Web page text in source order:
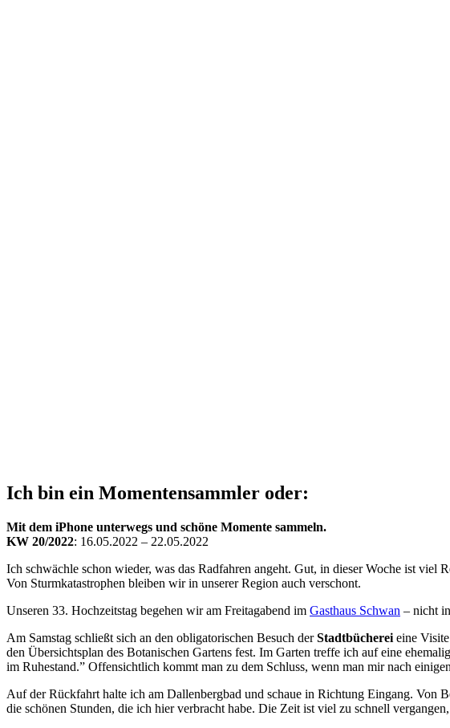
Ich bin ein Momentensammler oder:
Mit dem iPhone unterwegs und schöne Momente sammeln.
KW 20/2022: 16.05.2022 – 22.05.2022
Ich schwächle schon wieder, was das Radfahren angeht. Gut, in dieser Woche ist
Von Sturmkatastrophen bleiben wir in unserer Region auch verschont.
Unseren 33. Hochzeitstag begehen wir am Freitagabend im Gasthaus Schwan – nicht
Am Samstag schließt sich an den obligatorischen Besuch derStadtbücherei eine
den Übersichtsplan des Botanischen Gartens fest. Im Garten treffe ich auf eine
im Ruhestand.” Offensichtlich kommt man zu dem Schluss, wenn man mir nach
Auf der Rückfahrt halte ich am Dallenbergbad und schaue in Richtung Eingang. Von
die schönen Stunden, die ich hier verbracht habe. Die Zeit ist viel zu schnell